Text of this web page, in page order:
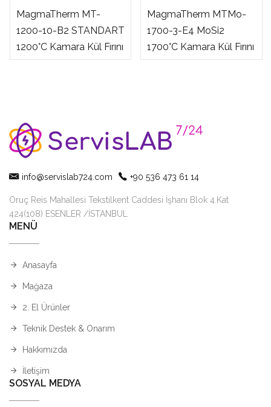
MagmaTherm MT-
1200-10-B2 STANDART
1200°C Kamara Kül Fırını
MagmaTherm MTMo-
1700-3-E4 MoSi2
1700°C Kamara Kül Fırını
info@servislab724.com +90 536 473 61 14
Oruç Reis Mahallesi Tekstilkent Caddesi İşhanı Blok 4.Kat
424(108) ESENLER /İSTANBUL
MENÜ
Anasayfa
Mağaza
2. El Ürünler
Teknik Destek & Onarım
Hakkımızda
İletişim
SOSYAL MEDYA